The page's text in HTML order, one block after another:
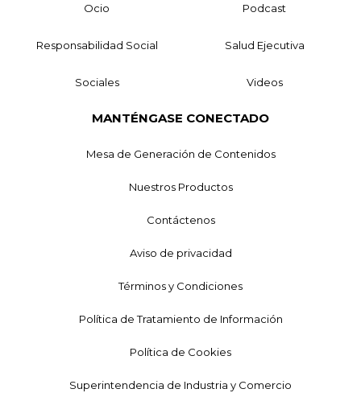
Ocio Podcast
Responsabilidad Social Salud Ejecutiva
Sociales Videos
MANTÉNGASE CONECTADO
Mesa de Generación de Contenidos
Nuestros Productos
Contáctenos
Aviso de privacidad
Términos y Condiciones
Política de Tratamiento de Información
Política de Cookies
Superintendencia de Industria y Comercio